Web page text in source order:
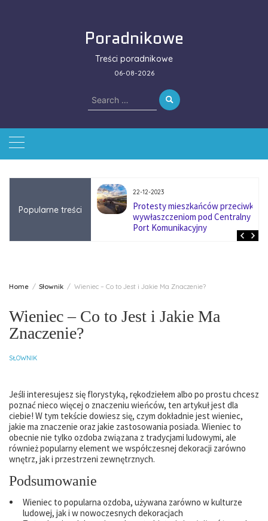
Poradnikowe
Treści poradnikowe
06-08-2026
Search
for:
Popularne treści
się na zmianę
w firmach
22-12-2023
Protesty mieszkańców przeciwko
wywłaszczeniom pod Centralny
Port Komunikacyjny
Home Słownik Wieniec – Co to Jest i Jakie Ma Znaczenie?
Wieniec – Co to Jest i Jakie Ma
Znaczenie?
SŁOWNIK
Jeśli interesujesz się florystyką, rękodziełem albo po prostu chcesz
poznać nieco więcej o znaczeniu wieńców, ten artykuł jest dla
ciebie! W tym tekście dowiesz się, czym dokładnie jest wieniec,
jakie ma znaczenie oraz jakie zastosowania posiada. Wieniec to
obecnie nie tylko ozdoba związana z tradycjami ludowymi, ale
również popularny element we współczesnej dekoracji zarówno
wnętrz, jak i przestrzeni zewnętrznych.
Podsumowanie
Wieniec to popularna ozdoba, używana zarówno w kulturze
ludowej, jak i w nowoczesnych dekoracjach